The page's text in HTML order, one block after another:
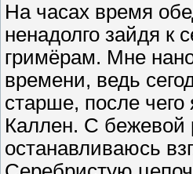
На часах время
ненадолго зайдя к
гримёрам. Мне
времени, ведь
старше, после
Каллен. С бежевой
останавливаюсь